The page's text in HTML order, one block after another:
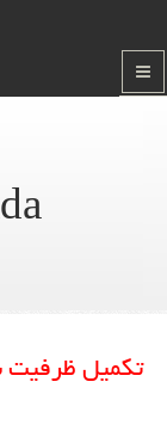
تکمیل ظرفیت